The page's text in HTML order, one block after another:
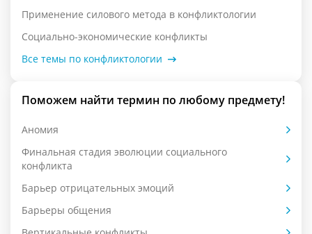
Применение силового метода в конфликтологии
Социально-экономические конфликты
Все темы по конфликтологии
Поможем найти термин по любому предмету!
Аномия
Финальная стадия эволюции социального
конфликта
Барьер отрицательных эмоций
Барьеры общения